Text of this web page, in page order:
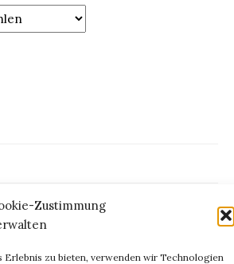
Zustimmung
Erlebnis zu bieten, verwenden wir Technologien